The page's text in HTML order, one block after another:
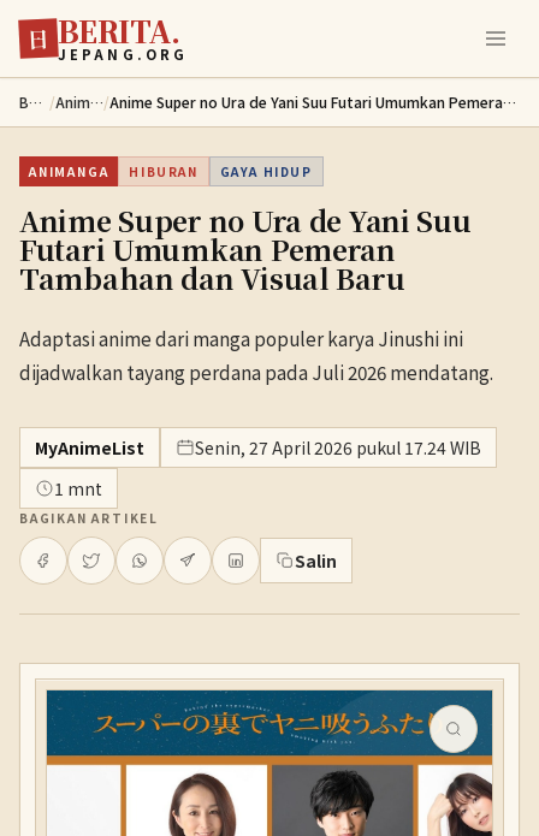
Lewati ke konten utama
日 BERITA.
JEPANG.ORG
Berita / Animanga/ Anime Super no Ura de Yani Suu Futari Umumkan Pemeran Tambahan dan Visual Baru
ANIMANGA HIBURAN GAYA HIDUP
Anime Super no Ura de Yani Suu
Futari Umumkan Pemeran
Tambahan dan Visual Baru
Adaptasi anime dari manga populer karya Jinushi ini
dijadwalkan tayang perdana pada Juli 2026 mendatang.
MyAnimeList
Senin, 27 April 2026 pukul 17.24 WIB
1 mnt
BAGIKAN ARTIKEL
Salin